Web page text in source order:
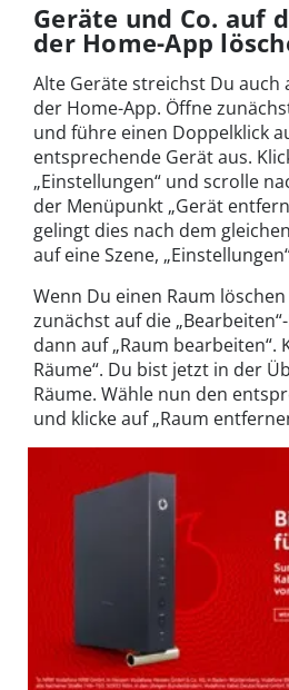
Geräte und Co. auf
der Home-App
Alte Geräte streichst Du auch
der Home-App. Öffne
und führe einen Doppelklick
entsprechende Gerät aus.
„Einstellungen“ und scrolle
der Menüpunkt „Gerät
gelingt dies nach dem
auf eine Szene,
Wenn Du einen Raum
zunächst auf die
dann auf „Raum bearbeiten“.
Räume“. Du bist jetzt in der
Räume. Wähle nun den
und klicke auf „Raum